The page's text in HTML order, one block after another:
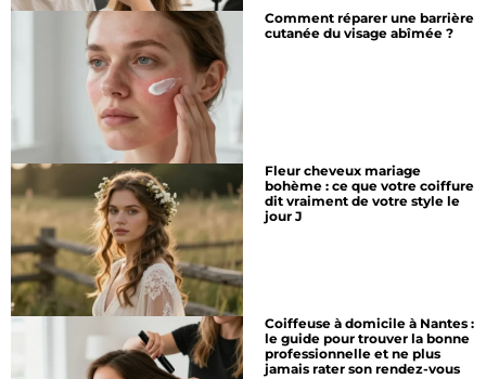
Comment réparer une barrière
cutanée du visage abîmée ?
Fleur cheveux mariage
bohème : ce que votre coiffure
dit vraiment de votre style le
jour J
Coiffeuse à domicile à Nantes :
le guide pour trouver la bonne
professionnelle et ne plus
jamais rater son rendez-vous